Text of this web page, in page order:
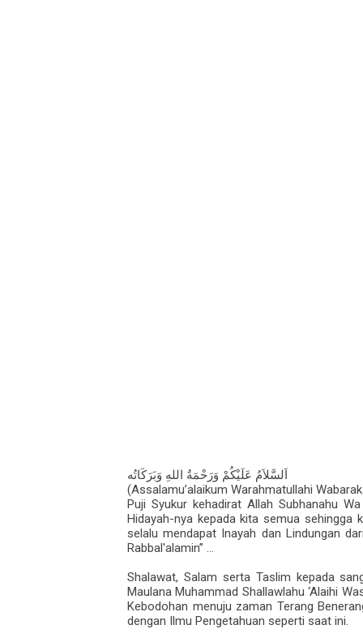
اَلسَّلاَمُ عَلَيْكُمْ وَرَحْمَةُ اللهِ وَبَرَكَاتُه
(Assalamu’alaikum Warahmatullahi
Puji Syukur kehadirat Allah Subhanahu
Hidayah-nya kepada kita semua
selalu mendapat Inayah dan Lindungan
Rabbal'alamin” ...
Shalawat, Salam serta Taslim kepada
Maulana Muhammad Shallawlahu ‘Alaihi
Kebodohan menuju zaman Terang
dengan Ilmu Pengetahuan seperti saat ini.